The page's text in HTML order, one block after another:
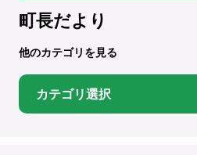
町長だより
他のカテゴリを見る
カテゴリ選択